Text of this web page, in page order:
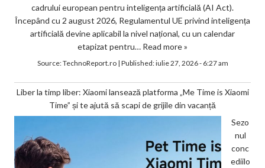
cadrului european pentru inteligența artificială (AI Act).
Începând cu 2 august 2026, Regulamentul UE privind inteligența
artificială devine aplicabil la nivel național, cu un calendar
etapizat pentru… Read more »
Source:TechnoReport.ro| Published:iulie 27, 2026 - 6:27 am
Liber la timp liber: Xiaomi lansează platforma „Me Time is Xiaomi
Time” și te ajută să scapi de grijile din vacanță
Sezo
nul
conc
ediilo